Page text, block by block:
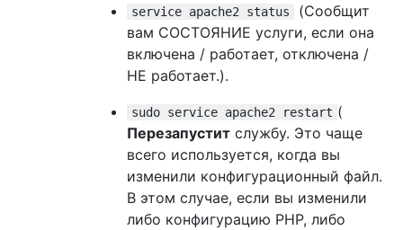
service apache2 status
(Сообщит
вам СОСТОЯНИЕ услуги, если она
включена / работает, отключена /
НЕ работает.).
sudo service apache2 restart (
Перезапустит службу. Это чаще
всего используется, когда вы
изменили конфигурационный файл.
В этом случае, если вы изменили
либо конфигурацию PHP, либо